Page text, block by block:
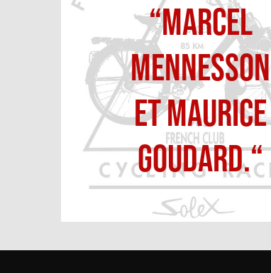
“Marcel
Mennesson
et Maurice
Goudard.“